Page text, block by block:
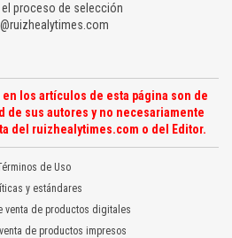
proceso de selección
los artículos de esta página son de
de sus autores y no necesariamente
del ruizhealytimes.com o del Editor.
de Uso
y estándares
venta de productos digitales
de productos impresos